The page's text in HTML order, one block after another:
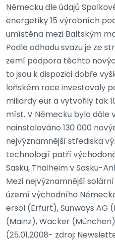
Německu dle údajů
energetiky 15 výrobních
umístěna mezi Baltským
Podle odhadu svazu je ze
zemí podpora těchto
to jsou k dispozici dobře
loňském roce investovaly
miliardy eur a vytvořily tak
míst. V Německu bylo dále
nainstalováno 130 000
nejvýznamnější střediska
technologií patří
Sasku, Thalheim v Sasku-
Mezi nejvýznamnější
území východního
ersol (Erfurt), Sunways AG
(Mainz), Wacker
(25.01.2008- zdroj: